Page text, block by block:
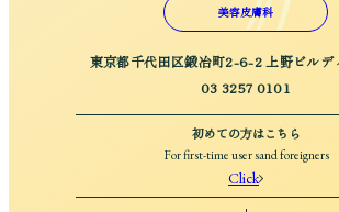
美容皮膚科
東京都千代田区鍛冶町2-6-2 上野ビル
03 3257 0101
初めての方はこちら
For first-time user sand foreigners
Click